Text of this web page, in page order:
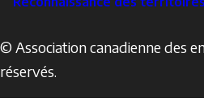
© Association canadienne des
réservés.